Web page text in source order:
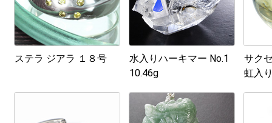
ステラ ジアラ １８号
水入りハーキマー No.1
10.46g
サク
虹入